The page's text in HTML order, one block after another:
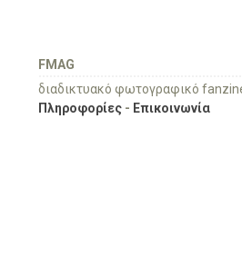
FMAG
διαδικτυακό φωτογραφικό
Πληροφορίες - Επικοινωνία